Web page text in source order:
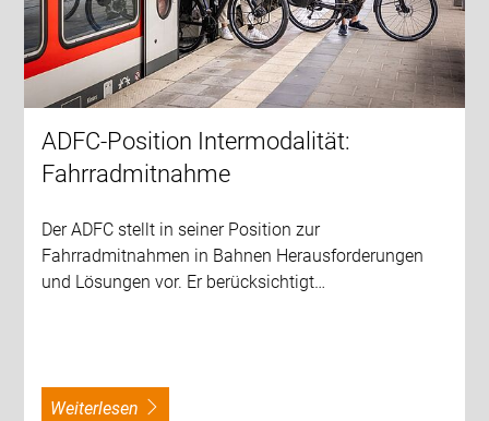
ADFC-Position Intermodalität:
Fahrradmitnahme
Der ADFC stellt in seiner Position zur
Fahrradmitnahmen in Bahnen Herausforderungen
und Lösungen vor. Er berücksichtigt…
weiterlesen